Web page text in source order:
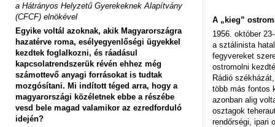
a Hátrányos Helyzetű Gyerekeknek Alapítvány
(CFCF) elnökével
Egyike voltál azoknak, akik Magyarországra
hazatérve roma, esélyegyenlőségi ügyekkel
kezdtek foglalkozni, és ráadásul
kapcsolatrendszerük révén ehhez még
számottevő anyagi forrásokat is tudtak
mozgósítani. Mi indított téged arra, hogy a
magyarországi közéletnek ebbe a részébe
vesd bele magad valamikor az ezredforduló
idején?
A „kieg”
1956. október
a sztálinista
fegyvereket
ostromolni
Rádió
több más fontos
azonban alig
osztagok
rendőrségi, ipari